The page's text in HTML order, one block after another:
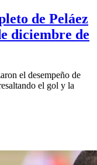
de Peláez
diciembre de
el desempeño de
el gol y la